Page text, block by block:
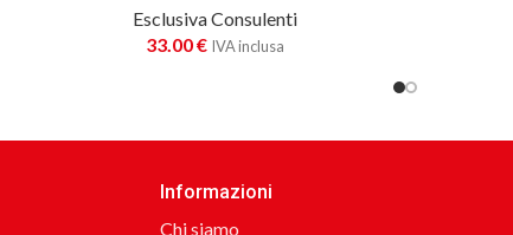
Esclusiva Consulenti
33.00€ IVA inclusa
Informazioni
Chi siamo